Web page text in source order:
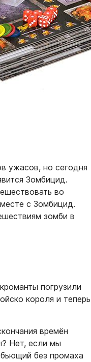
ужасов, но сегодня
Зомбицид.
во
с Зомбицид.
зомби в
погрузили
короля и теперь
времён
Нет, если мы
без промаха